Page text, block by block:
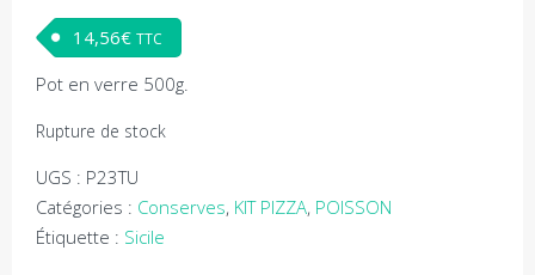
14,56€ TTC
Pot en verre 500g.
Rupture de stock
UGS : P23TU
Catégories : Conserves, KIT PIZZA, POISSON
Étiquette : Sicile